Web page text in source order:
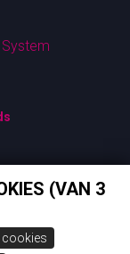
link
(VAN 3
cookies